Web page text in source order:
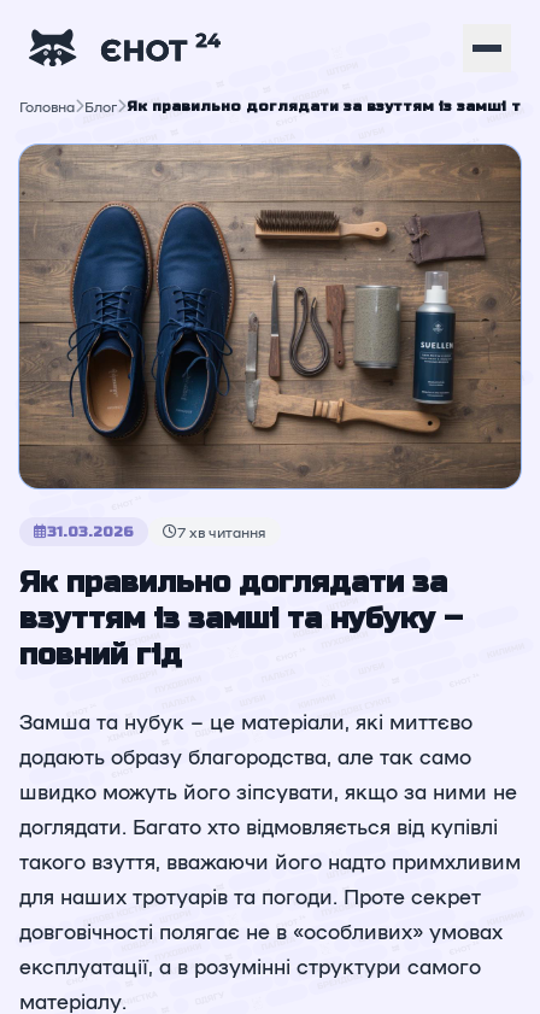
Головна Блог Як правильно доглядати за взуттям із замші та
31.03.2026 7 хв читання
Як правильно доглядати за
взуттям із замші та нубуку –
повний гід
Замша та нубук – це матеріали, які миттєво
додають образу благородства, але так само
швидко можуть його зіпсувати, якщо за ними не
доглядати. Багато хто відмовляється від купівлі
такого взуття, вважаючи його надто примхливим
для наших тротуарів та погоди. Проте секрет
довговічності полягає не в «особливих» умовах
експлуатації, а в розумінні структури самого
матеріалу.